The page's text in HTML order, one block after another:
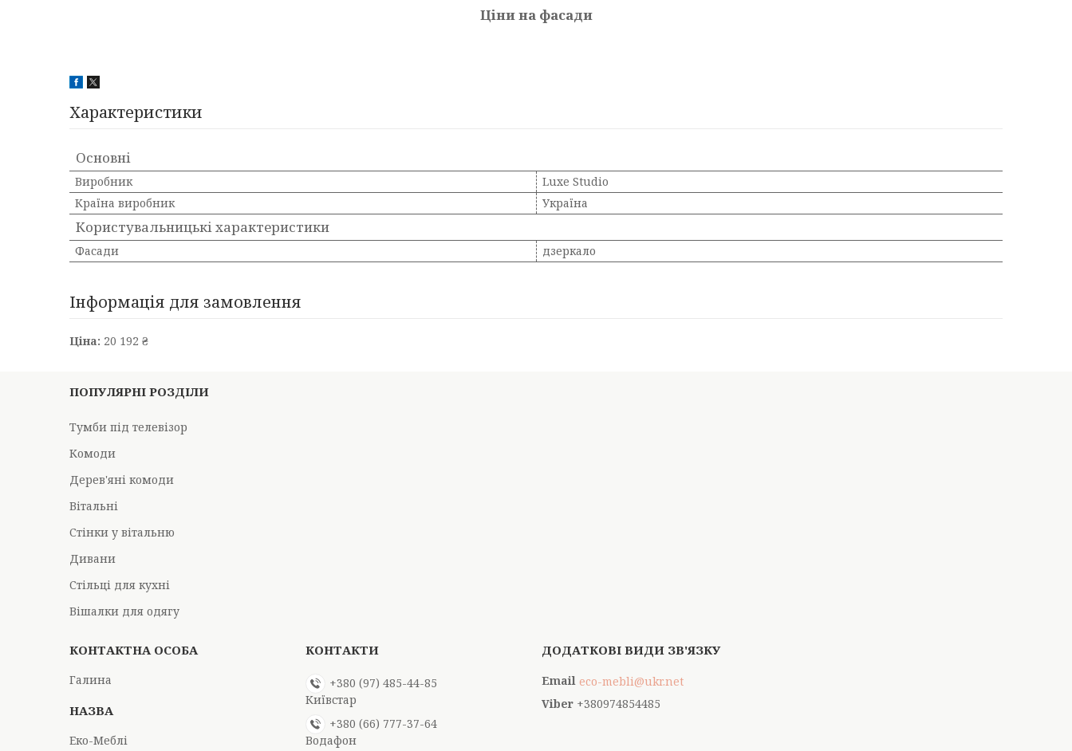
Ціни на фасади
Характеристики
Основні
Виробник
Luxe Studio
Країна виробник
Україна
Користувальницькі характеристики
Фасади дзеркало
Інформація для замовлення
Ціна: 20 192 ₴
ПОПУЛЯРНІ РОЗДІЛИ
Тумби під телевізор
Комоди
Дерев'яні комоди
Вітальні
Стінки у вітальню
Дивани
Стільці для кухні
Вішалки для одягу
Галина
Еко-Меблі
+380 (97) 485-44-85
Київстар
+380 (66) 777-37-64
Водафон
eco-mebli@ukr.net
+380974854485